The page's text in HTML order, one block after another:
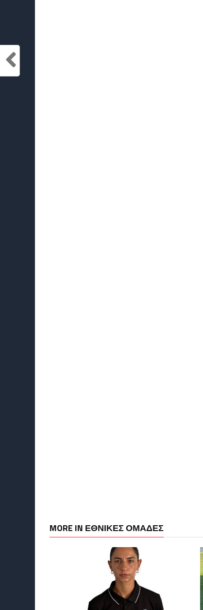
MORE IN ΕΘΝΙΚΕΣ ΟΜΑΔΕΣ